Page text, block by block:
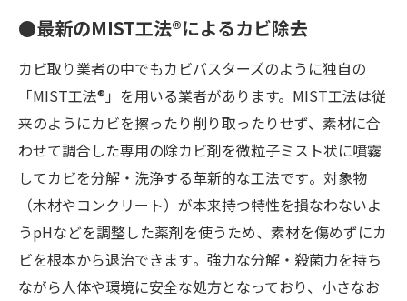
●最新のMIST工法®によるカビ除去
カビ取り業者の中でもカビバスターズのように独自の
「MIST工法®」を用いる業者があります。MIST工法は従
来のようにカビを擦ったり削り取ったりせず、素材に合
わせて調合した専用の除カビ剤を微粒子ミスト状に噴霧
してカビを分解・洗浄する革新的な工法です​。対象物
（木材やコンクリート）が本来持つ特性を損なわないよ
うpHなどを調整した薬剤を使うため、素材を傷めずにカ
ビを根本から退治できます​。強力な分解・殺菌力を持ち
ながら人体や環境に安全な処方となっており、小さなお